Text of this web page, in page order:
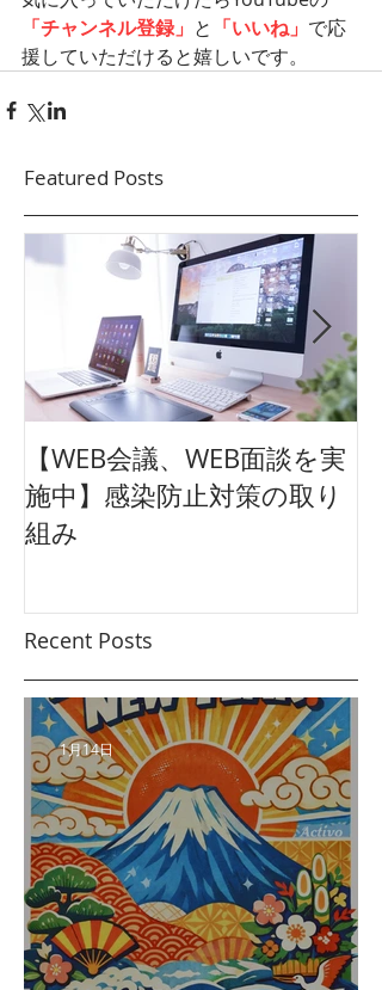
「チャンネル登録」 と 「いいね」 で応
援していただけると嬉しいです。
Featured Posts
【WEB会議、WEB面談を実
施中】感染防止対策の取り
組み
Recent Posts
1月14日